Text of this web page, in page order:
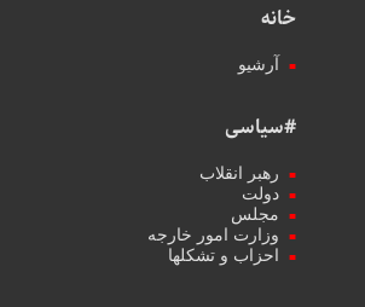
خانه
آرشیو
#سیاسی
رهبر انقلاب
دولت
مجلس
وزارت امور خارجه
احزاب و تشکلها